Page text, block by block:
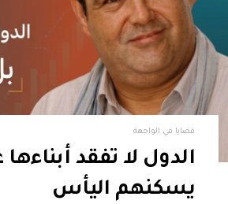
قضايا في الواجهة
الدول لا تفقد
يسكنهم اليأس